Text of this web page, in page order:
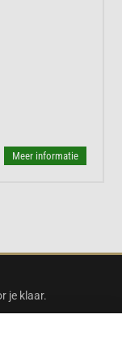
Meer informatie
je klaar.